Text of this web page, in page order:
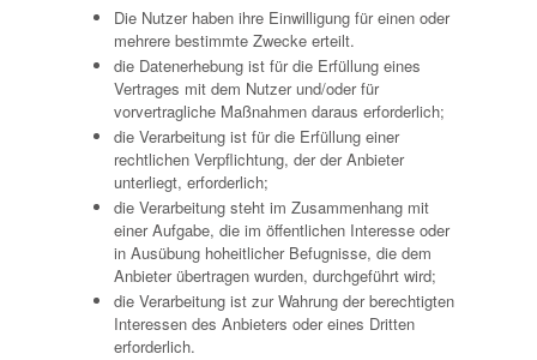
Die Nutzer haben ihre Einwilligung für einen oder
mehrere bestimmte Zwecke erteilt.
die Datenerhebung ist für die Erfüllung eines
Vertrages mit dem Nutzer und/oder für
vorvertragliche Maßnahmen daraus erforderlich;
die Verarbeitung ist für die Erfüllung einer
rechtlichen Verpflichtung, der der Anbieter
unterliegt, erforderlich;
die Verarbeitung steht im Zusammenhang mit
einer Aufgabe, die im öffentlichen Interesse oder
in Ausübung hoheitlicher Befugnisse, die dem
Anbieter übertragen wurden, durchgeführt wird;
die Verarbeitung ist zur Wahrung der berechtigten
Interessen des Anbieters oder eines Dritten
erforderlich.